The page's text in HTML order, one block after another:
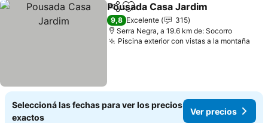
CompartirAñadir a favoritos
Pousada Casa Jardim
9,8 Excelente
315
Serra Negra, a 19.6 km de: Socorro
Piscina exterior con vistas a la montaña
Seleccioná las fechas para ver los precios
exactos
Ver precios